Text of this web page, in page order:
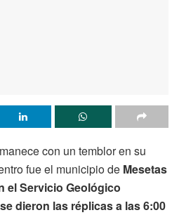
con un temblor en su
fue el municipio de Mesetas
el Servicio Geológico
dieron las réplicas a las 6:00